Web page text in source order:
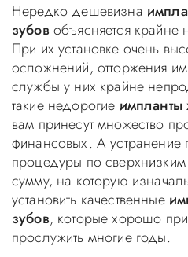
Нередко дешевизна
зубов объясняется крайне
При их установке очень
осложнений, отторжения
службы у них крайне
такие недорогие импланты
вам принесут множество
финансовых. А устранение
процедуры по
сумму, на которую
установить качественные
зубов, которые хорошо
прослужить многие годы.